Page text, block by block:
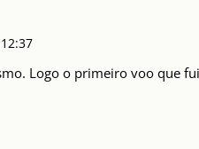
12:37
Logo o primeiro voo que